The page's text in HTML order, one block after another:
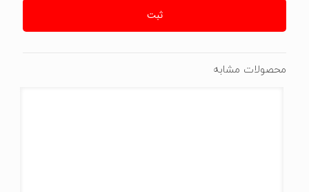
محصولات مشابه